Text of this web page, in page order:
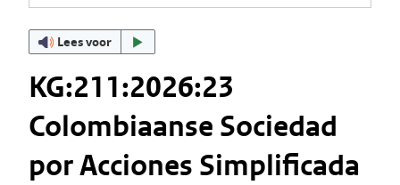
Lees voor
KG:211:2026:23
Colombiaanse Sociedad
por Acciones Simplificada